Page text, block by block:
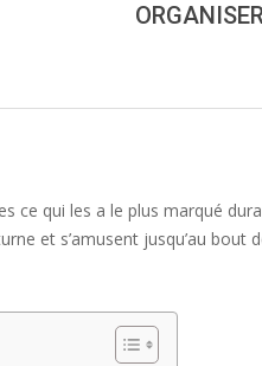
ce qui les a le plus marqué
et s’amusent jusqu’au